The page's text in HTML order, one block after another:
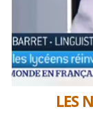
LES